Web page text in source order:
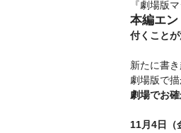
『劇場版
本編エ
付くこと
新たに書
劇場版で
劇場でお
11月4日（